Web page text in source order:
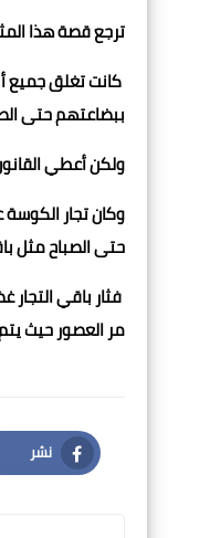
ترجع قصة هذا
كانت تغلق جميع
ببضاعتهم حتى
ولكن أعطي
وكان تجار
حتى الصباح مثل
فثار باقي
مر العصور حيث
نشر
Facebook